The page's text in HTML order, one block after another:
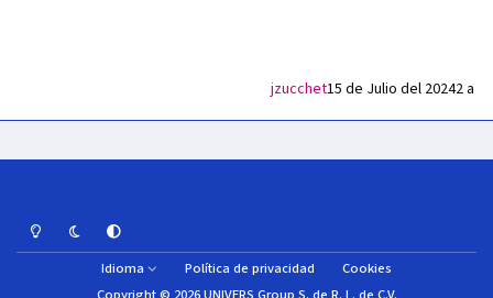
jzucchet15 de Julio del 20242 a
Light ModeDark ModeSystem Preference
Idioma Política de privacidad
Cookies